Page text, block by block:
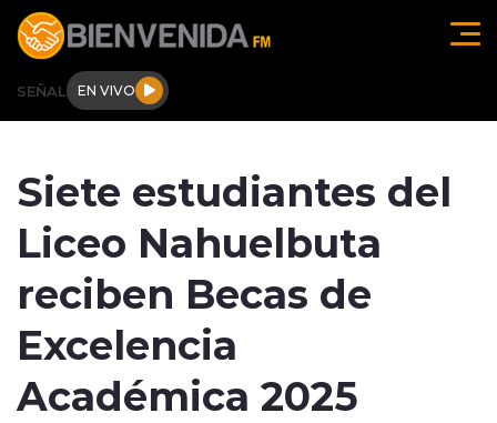
Click acá para ir directamente al contenido
SEÑAL EN VIVO
Regionales
Tendencias
Internacional
Siete estudiantes del
Liceo Nahuelbuta
reciben Becas de
Excelencia
Académica 2025